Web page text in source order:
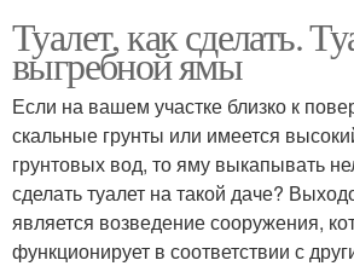
Туалет, как сделать.
выгребной ямы
Если на вашем участке близко к
скальные грунты или имеется
грунтовых вод, то яму выкапывать
сделать туалет на такой даче?
является возведение сооружения,
функционирует в соответствии с